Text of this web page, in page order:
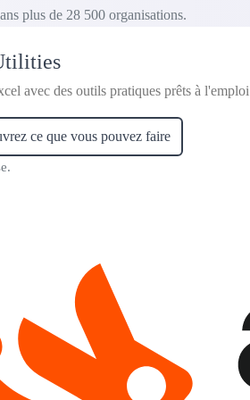
plus de 28 500 organisations.
avec des outils pratiques prêts à
ce que vous pouvez faire